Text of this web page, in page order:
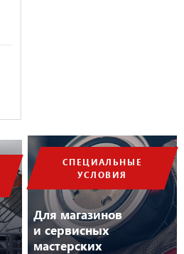
СПЕЦИАЛЬНЫЕ
УСЛОВИЯ
Для магазинов
и сервисных
мастерских